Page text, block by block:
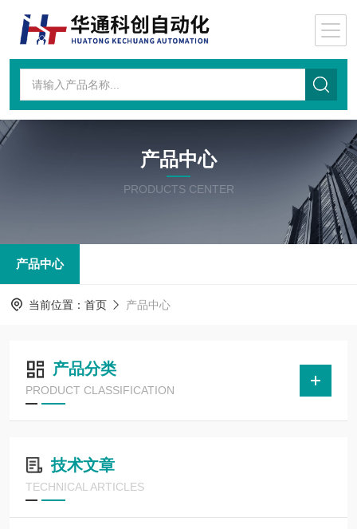
产品中心
PRODUCTS CENTER
产品中心
当前位置： 首页 产品中心
产品分类
PRODUCT CLASSIFICATION
技术文章
TECHNICAL ARTICLES